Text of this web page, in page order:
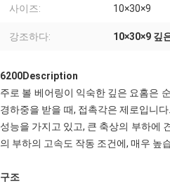
사이즈: 10×30×9
강조하다: 10×30×9 깊
6200Description
주로 볼 베어링이 익숙한 깊은 요홈은
경하중을 받을 때, 접촉각은 제로입니
성능을 가지고 있고, 큰 축상의 부하에
의 부하의 고속도 작동 조건에, 매우 높
구조